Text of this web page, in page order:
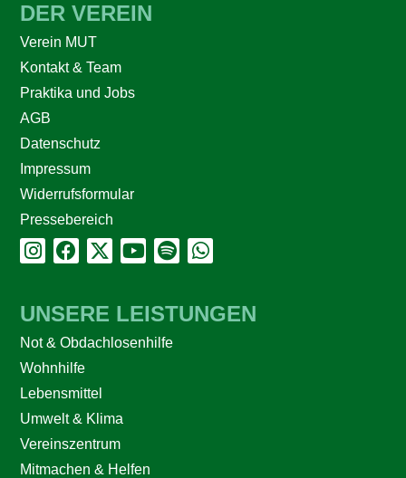
DER VEREIN
Verein MUT
Kontakt & Team
Praktika und Jobs
AGB
Datenschutz
Impressum
Widerrufsformular
Pressebereich
UNSERE LEISTUNGEN
Not & Obdachlosenhilfe
Wohnhilfe
Lebensmittel
Umwelt & Klima
Vereinszentrum
Mitmachen & Helfen